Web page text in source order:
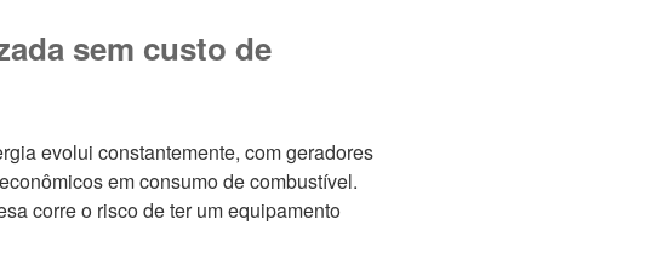
sem custo de
evolui constantemente, com geradores
em consumo de combustível.
corre o risco de ter um equipamento